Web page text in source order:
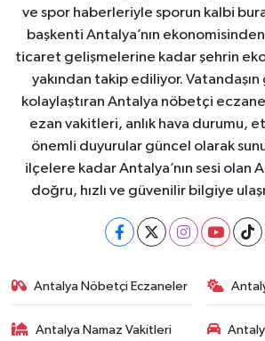
ve spor haberleriyle sporun kalbi
başkenti Antalya’nın
ticaret gelişmelerine kadar şehrin
yakından takip ediliyor. Vatandaşın
kolaylaştıran Antalya nöbetçi
ezan vakitleri, anlık hava durumu,
önemli duyurular güncel olarak
ilçelere kadar Antalya’nın sesi olan
doğru, hızlı ve güvenilir bilgiye
Antalya Nöbetçi Eczaneler
Antalya Namaz Vakitleri